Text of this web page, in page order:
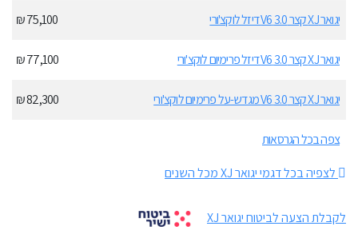
יגואר XJ קצר 3.0 V6 דיזל לוקצ'ורי 75,100 ₪
יגואר XJ קצר 3.0 V6 דיזל פרימיום לוקצ'ורי 77,100 ₪
יגואר XJ קצר 3.0 V6 מגדש-על פרימיום לוקצ'ורי 82,300 ₪
צפה בכל הגרסאות
לצפיה בכל דגמי יגואר XJ מכל השנים
לקבלת הצעה לביטוח יגואר XJ